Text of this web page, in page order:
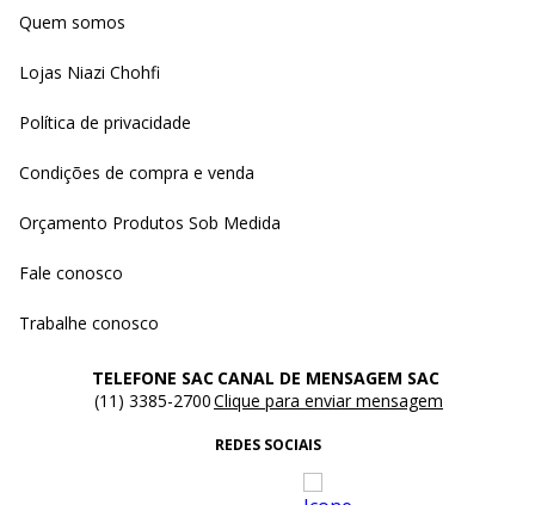
Quem somos
Lojas Niazi Chohfi
Política de privacidade
Condições de compra e venda
Orçamento Produtos Sob Medida
Fale conosco
Trabalhe conosco
TELEFONE SAC
(11) 3385-2700
CANAL DE MENSAGEM SAC
Clique para enviar mensagem
REDES SOCIAIS